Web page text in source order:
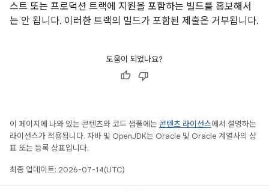
스트 또는 프로덕션 트랙에 지원을 포함하는 빌드를 홍보해서
는 안 됩니다. 이러한 트랙의 빌드가 포함된 제출은 거부됩니다.
도움이 되었나요?
이 페이지에 나와 있는 콘텐츠와 코드 샘플에는 콘텐츠 라이선스에서 설명하는
라이선스가 적용됩니다. 자바 및 OpenJDK는 Oracle 및 Oracle 계열사의 상
표 또는 등록 상표입니다.
최종 업데이트: 2026-07-14(UTC)